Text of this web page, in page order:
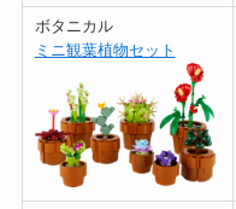
ボタニカル
ミニ観葉植物セット